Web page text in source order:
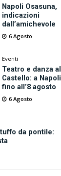
Napoli Osasuna,
indicazioni
dall’amichevole
6 Agosto
Eventi
Teatro e danza al
Castello: a Napoli
fino all’8 agosto
6 Agosto
da pontile: